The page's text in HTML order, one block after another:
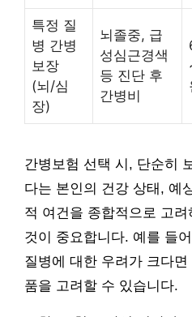
특정 질
병 간병
보장
(뇌/심
장)
뇌졸중, 급
성심근경색
등 진단 후
간병비
간병보험 선택 시, 단순히
다는 본인의 건강 상태, 예
적 여건을 종합적으로 고
것이 중요합니다. 예를 들
질병에 대한 우려가 크다
품을 고려할 수 있습니다.